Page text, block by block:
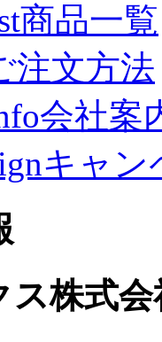
商品一覧
注文方法
会社案
キャン
ス株式会